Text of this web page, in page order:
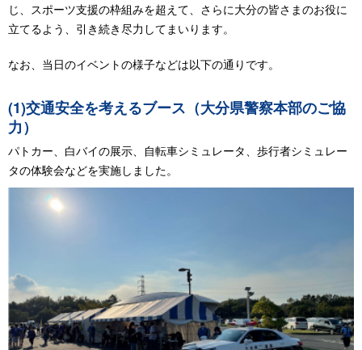
じ、スポーツ支援の枠組みを超えて、さらに大分の皆さまのお役に
立てるよう、引き続き尽力してまいります。
なお、当日のイベントの様子などは以下の通りです。
(1)交通安全を考えるブース（大分県警察本部のご協
力）
パトカー、白バイの展示、自転車シミュレータ、歩行者シミュレー
タの体験会などを実施しました。